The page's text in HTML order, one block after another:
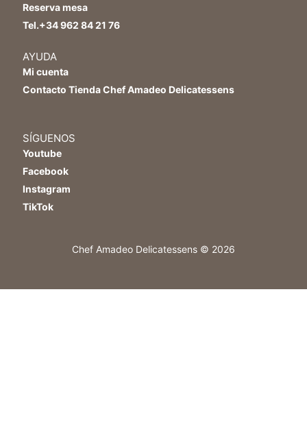
Reserva mesa
Tel.+34 962 84 21 76
AYUDA
Mi cuenta
Contacto Tienda Chef Amadeo Delicatessens
SÍGUENOS
Youtube
Facebook
Instagram
TikTok
Chef Amadeo Delicatessens © 2026